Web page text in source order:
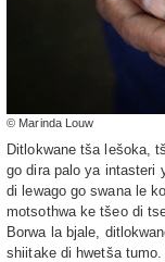
© Marinda Louw
Ditlokwane tša lešoka,
go dira palo ya intasteri
di lewago go swana le
motsothwa ke tšeo di
Borwa la bjale,
shiitake di hwetša tumo.